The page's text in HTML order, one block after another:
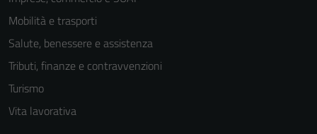
Mobilità e trasporti
Salute, benessere e assistenza
Tributi, finanze e contravvenzioni
Turismo
Vita lavorativa